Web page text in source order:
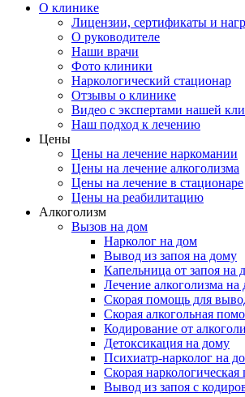
О клинике
Лицензии, сертификаты и
О руководителе
Наши врачи
Фото клиники
Наркологический стационар
Отзывы о клинике
Видео c экспертами нашей
Наш подход к лечению
Цены
Цены на лечение наркомании
Цены на лечение алкоголизма
Цены на лечение в стационаре
Цены на реабилитацию
Алкоголизм
Вызов на дом
Нарколог на дом
Вывод из запоя на дому
Капельница от запоя на
Лечение алкоголизма на
Скорая помощь для
Скорая алкогольная
Кодирование от
Детоксикация на дому
Психиатр-нарколог на
Скорая
Вывод из запоя с